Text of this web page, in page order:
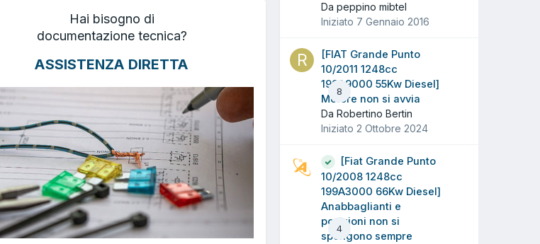
Hai bisogno di
documentazione tecnica?
ASSISTENZA DIRETTA
Da peppino mibtel
Iniziato 7 Gennaio 2016
8
[FIAT Grande Punto
10/2011 1248cc
199A9000 55Kw Diesel]
Motore non si avvia
Da Robertino Bertin
Iniziato 2 Ottobre 2024
4
[Fiat Grande Punto
10/2008 1248cc
199A3000 66Kw Diesel]
Anabbaglianti e
posizioni non si
spengono sempre